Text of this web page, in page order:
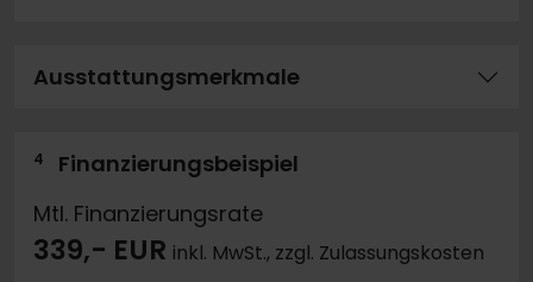
Ausstattungsmerkmale
4
Finanzierungsbeispiel
Mtl. Finanzierungsrate
339,- EUR inkl. MwSt., zzgl. Zulassungskosten